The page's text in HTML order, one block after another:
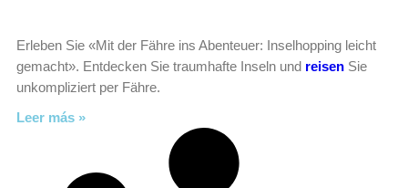
Erleben Sie «Mit der Fähre ins Abenteuer: Inselhopping leicht
gemacht». Entdecken Sie traumhafte Inseln und reisen Sie
unkompliziert per Fähre.
Leer más »